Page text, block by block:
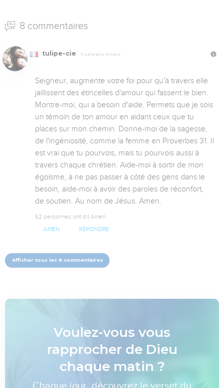
8 commentaires
tulipe-cie Il y a 14 ans, 9 mois
Seigneur, augmente votre foi pour qu'à travers elle
jaillissent des étincelles d'amour qui fassent le bien.
Montre-moi, qui a besoin d'aide. Permets que je sois
un témoin de ton amour en aidant ceux que tu
places sur mon chemin. Donne-moi de la sagesse,
de l'ingéniosité, comme la femme en Proverbes 31. Il
est vrai que tu pourvois, mais tu pourvois aussi à
travers chaque chrétien. Aide-moi à sortir de mon
égoïsme, à ne pas passer à côté des gens dans le
besoin, aide-moi à avoir des paroles de réconfort,
de soutien. Au nom de Jésus. Amen.
62 personnes ont dit Amen
AMEN RÉPONDRE
Afficher tous les 8 commentaires
Voulez-vous vous
rapprocher de Dieu
chaque matin ?